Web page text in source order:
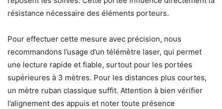
résistance nécessaire des éléments porteurs.
Pour effectuer cette mesure avec précision, nous
recommandons l’usage d’un télémètre laser, qui permet
une lecture rapide et fiable, surtout pour les portées
supérieures à 3 mètres. Pour les distances plus courtes,
un mètre ruban classique suffit. Attention à bien vérifier
l’alignement des appuis et noter toute présence